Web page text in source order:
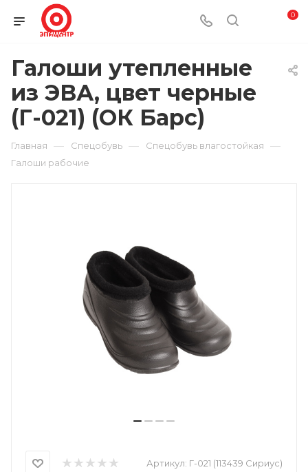
0
Галоши утепленные
из ЭВА, цвет черные
(Г-021) (ОК Барс)
Главная — Спецобувь — Спецобувь влагостойкая —
Галоши рабочие
Артикул: Г-021 (113439 Сириус)